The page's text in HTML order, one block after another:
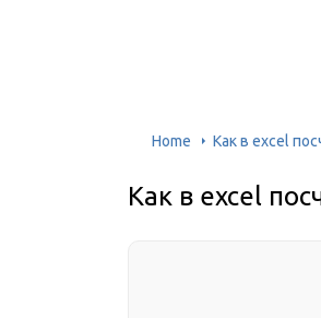
Home Как в excel
Как в excel